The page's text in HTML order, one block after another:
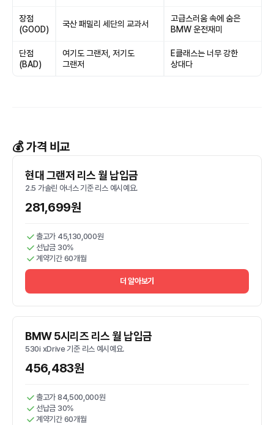
장점
(GOOD)
국산 패밀리 세단의 교과서
고급스러움 속에 숨은
BMW 운전재미
단점
(BAD)
여기도 그랜저, 저기도
그랜저
E클래스는 너무 강한
상대다
💰 가격 비교
현대 그랜저 리스 월 납입금
2.5 가솔린 아너스 기준 리스 예시예요.
281,699원
출고가 45,130,000원
선납금 30%
계약기간 60개월
더 알아보기
BMW 5시리즈 리스 월 납입금
530i xDrive 기준 리스 예시예요.
456,483원
출고가 84,500,000원
선납금 30%
계약기간 60개월